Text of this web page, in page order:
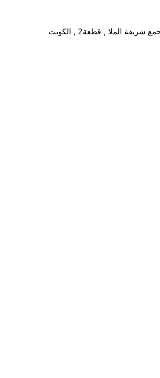
الملا , قطعة2 , الكويت